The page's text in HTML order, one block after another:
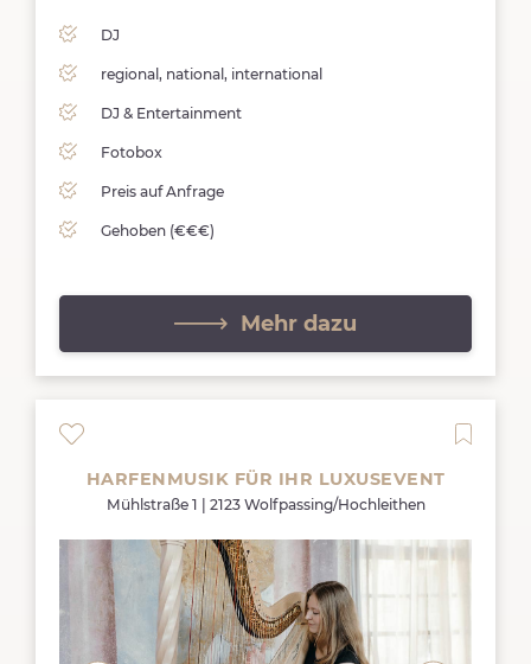
DJ
regional, national, international
DJ & Entertainment
Fotobox
Preis auf Anfrage
Gehoben (€€€)
Mehr dazu
HARFENMUSIK FÜR IHR LUXUSEVENT
Mühlstraße 1 | 2123 Wolfpassing/Hochleithen